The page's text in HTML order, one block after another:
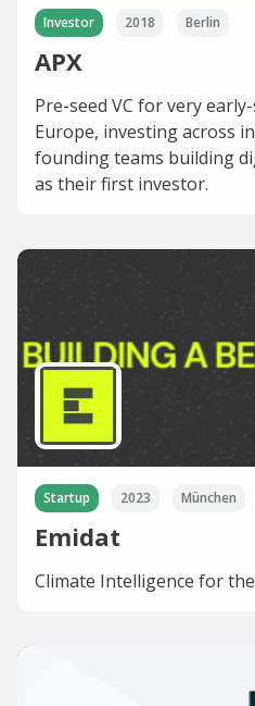
Investor 2018 Berlin
APX
Pre-seed VC for very
Europe, investing across
founding teams building
as their first investor.
Startup 2023 München
Emidat
Climate Intelligence for